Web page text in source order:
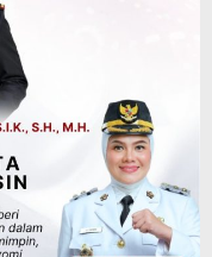
Perlinsos
Masih
Tangan